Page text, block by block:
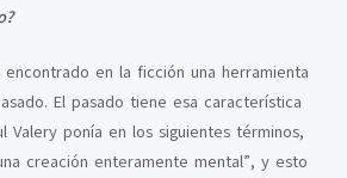
en la ficción una herramienta
El pasado tiene esa característica
Valery ponía en los siguientes términos,
creación enteramente mental”, y esto